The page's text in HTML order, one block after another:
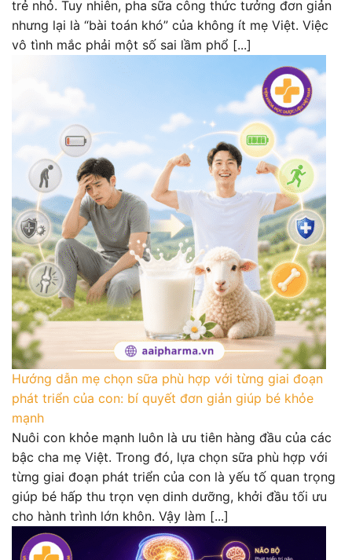
trẻ nhỏ. Tuy nhiên, pha sữa công thức tưởng đơn giản
nhưng lại là “bài toán khó” của không ít mẹ Việt. Việc
vô tình mắc phải một số sai lầm phổ [...]
Hướng dẫn mẹ chọn sữa phù hợp với từng giai đoạn
phát triển của con: bí quyết đơn giản giúp bé khỏe
mạnh
Nuôi con khỏe mạnh luôn là ưu tiên hàng đầu của các
bậc cha mẹ Việt. Trong đó, lựa chọn sữa phù hợp với
từng giai đoạn phát triển của con là yếu tố quan trọng
giúp bé hấp thu trọn vẹn dinh dưỡng, khởi đầu tối ưu
cho hành trình lớn khôn. Vậy làm [...]